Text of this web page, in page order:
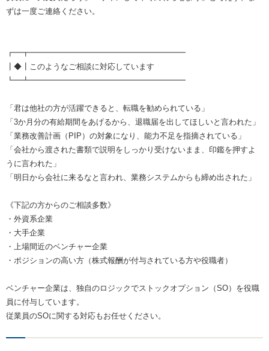
ずは一度ご連絡ください。
┏━┳━━━━━━━━━━━━━━━━━━━━
┃◆┃このようなご相談に対応しています
┗━┻━━━━━━━━━━━━━━━━━━━━
「君は他社の方が活躍できると、転職を勧められている」
「3か月分の有給期間をあげるから、退職届を出してほしいと言われた」
「業務改善計画（PIP）の対象になり、能力不足を指摘されている」
「会社から渡された書類で説明をしっかり受けないまま、印鑑を押すよ
うに言われた」
「明日から会社に来るなと言われ、業務システムからも締め出された」
《下記の方からのご相談多数》
・外資系企業
・大手企業
・上場間近のベンチャー企業
・ポジションの高い方（株式報酬が付与されている方や役職者）
ベンチャー企業は、独自のロジックでストックオプション（SO）を役職
員に付与しています。
従業員のSOに関する対応もお任せください。